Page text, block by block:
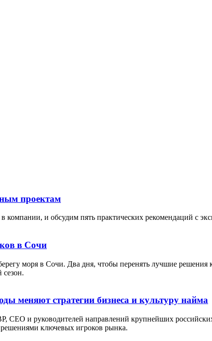
проектам
компании, и обсудим пять практических рекомендаций с
в Сочи
моря в Сочи. Два дня, чтобы перенять лучшие решения
меняют стратегии бизнеса и культуру найма
СЕО и руководителей направлений крупнейших
ключевых игроков рынка.